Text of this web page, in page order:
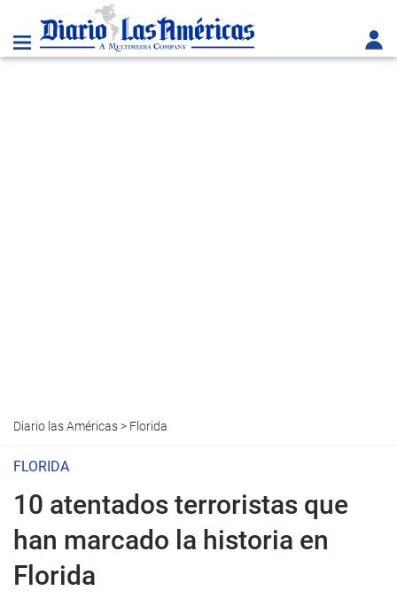
Diario las Américas> Florida
FLORIDA
10 atentados terroristas que
han marcado la historia en
Florida